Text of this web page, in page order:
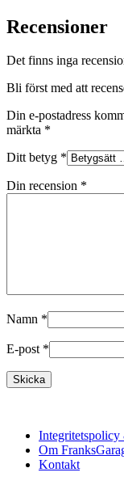
Recensioner
Det finns inga
Bli först med att
Din e-postadress
märkta *
Ditt betyg *
Din recension *
Namn *
E-post *
Om
Kontakt